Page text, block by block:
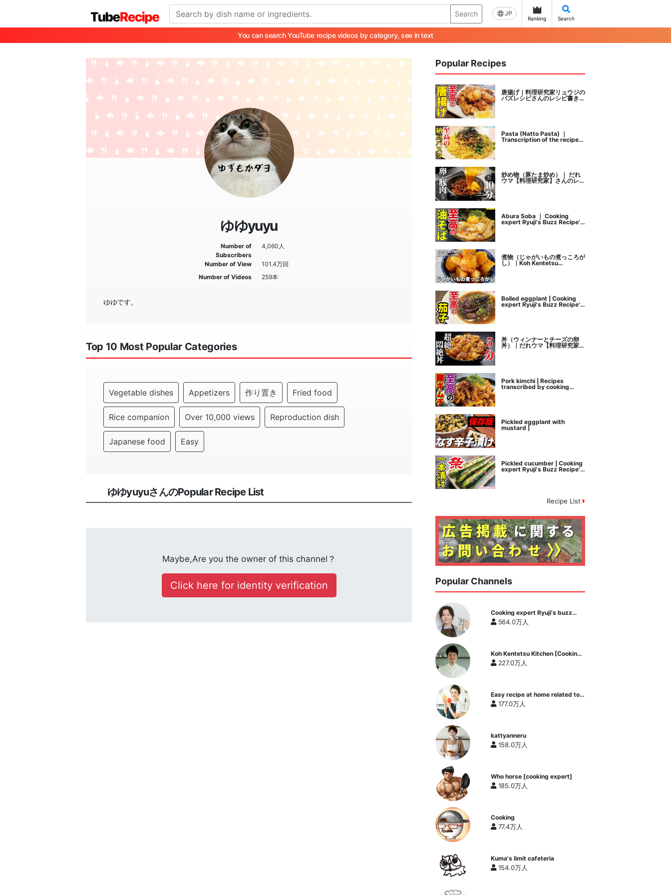
Search JP
Ranking Search
You can search YouTube recipe videos by category, see in text
ゆゆyuyu
Number of
Subscribers
4,060人
Number of View
101.4万回
Number of Videos
259本
ゆゆです。
Top 10 Most Popular Categories
Vegetable dishes Appetizers 作り置き Fried food
Rice companion Over 10,000 views Reproduction dish
Japanese food Easy
ゆゆyuyuさんのPopular Recipe List
Maybe,Are you the owner of this channel？
Click here for identity verification
Popular Recipes
唐揚げ｜料理研究家リュウジの
バズレシピさんのレシピ書き起
Pasta (Natto Pasta) ｜
Transcription of the recipe
by Ryuji's buzz recipe, a
炒め物（豚たま炒め）｜ だれ
ウマ【料理研究家】さんのレシ
Abura Soba ｜ Cooking
expert Ryuji's Buzz Recipe's
recipe transcription
煮物（じゃがいもの煮っころが
し）｜Koh Kentetsu
Boiled eggplant | Cooking
expert Ryuji's Buzz Recipe's
recipe transcription
丼（ウィンナーとチーズの卵
丼）｜だれウマ【料理研究家】
Pork kimchi | Recipes
transcribed by cooking
researcher Ryuji's Buzz
Pickled eggplant with
mustard |
Pickled cucumber | Cooking
expert Ryuji's Buzz Recipe's
recipe transcription
Recipe List
Popular Channels
Cooking expert Ryuji's buzz
recipe
564.0万人
Koh Kentetsu Kitchen [Cooking
expert Koh Kentetsu official
channel]
227.0万人
Easy recipe at home related to
cooking researcher / Yukari's
Kitchen
177.0万人
kattyanneru
158.0万人
Who horse [cooking expert]
185.0万人
Cooking
77.4万人
Kuma's limit cafeteria
154.0万人